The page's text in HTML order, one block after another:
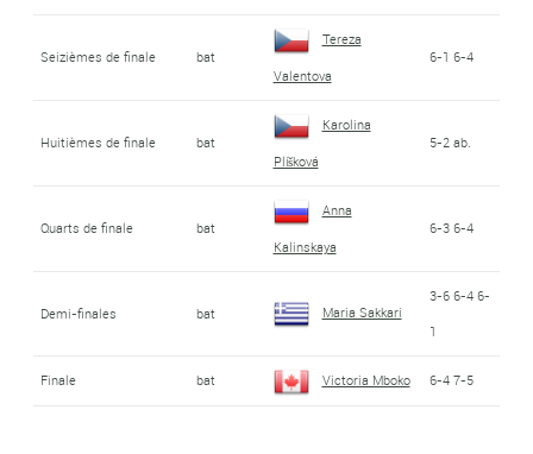
Seizièmes de finale bat
Tereza
Valentova
6-1 6-4
Huitièmes de finale bat
Karolina
Plíšková
5-2 ab.
Quarts de finale bat
Anna
Kalinskaya
6-3 6-4
Demi-finales bat Maria Sakkari
3-6 6-4 6-
1
Finale bat Victoria Mboko 6-4 7-5